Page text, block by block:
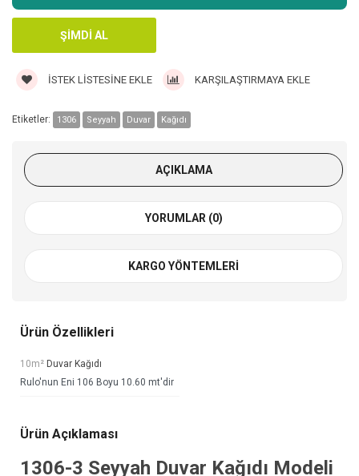
İSTEK LISTESINE EKLE KARŞILAŞTIRMAYA EKLE
Etiketler: 1306 Seyyah Duvar Kağıdı
AÇIKLAMA
YORUMLAR (0)
KARGO YÖNTEMLERI
Ürün Özellikleri
10m² Duvar Kağıdı
Rulo'nun Eni 106 Boyu 10.60 mt'dir
Ürün Açıklaması
1306-3 Seyyah Duvar Kağıdı Modeli